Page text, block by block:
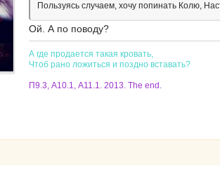
Пользуясь случаем, хочу попинать Колю,
Ой. А по поводу?
А где продается такая кровать,
Чтоб рано ложиться и поздно вставать?
П9.3, А10.1, А11.1. 2013. The end.